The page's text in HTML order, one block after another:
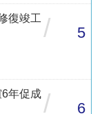
復竣工 / 5
年促成 / 6